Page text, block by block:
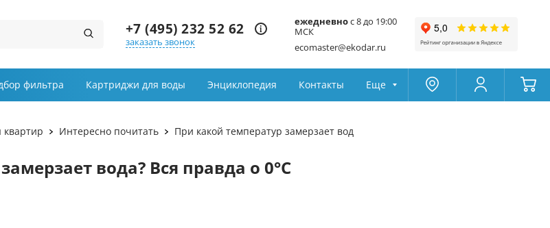
+7 (495) 232 52 62
Заказ звонка
заказать звонок
ежедневнос 8 до 19:00
МСК
ecomaster@ekodar.ru
фильтра Картриджи для воды Энциклопедия Контакты Еще
Интересно почитать При какой температур замерзает вод
вода? Вся правда о 0°C